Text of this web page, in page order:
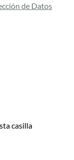
de Datos
casilla